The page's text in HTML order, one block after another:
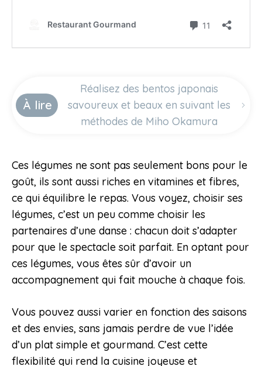
À lire
Réalisez des bentos japonais
savoureux et beaux en suivant les
méthodes de Miho Okamura
Ces légumes ne sont pas seulement bons pour le
goût, ils sont aussi riches en vitamines et fibres,
ce qui équilibre le repas. Vous voyez, choisir ses
légumes, c’est un peu comme choisir les
partenaires d’une danse : chacun doit s’adapter
pour que le spectacle soit parfait. En optant pour
ces légumes, vous êtes sûr d’avoir un
accompagnement qui fait mouche à chaque fois.
Vous pouvez aussi varier en fonction des saisons
et des envies, sans jamais perdre de vue l’idée
d’un plat simple et gourmand. C’est cette
flexibilité qui rend la cuisine joyeuse et